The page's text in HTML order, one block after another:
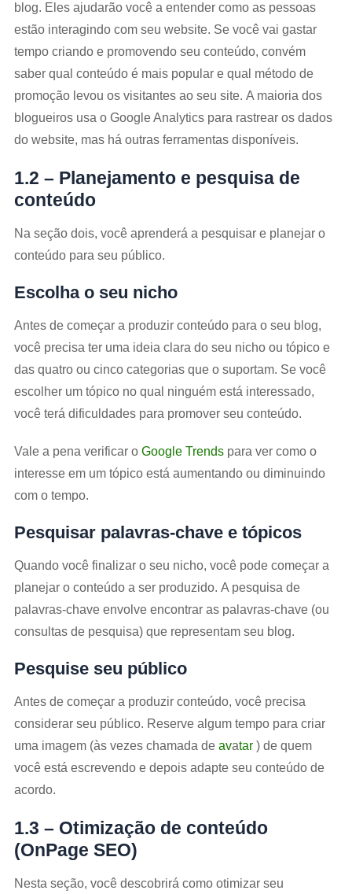
blog. Eles ajudarão você a entender como as pessoas
estão interagindo com seu website. Se você vai gastar
tempo criando e promovendo seu conteúdo, convém
saber qual conteúdo é mais popular e qual método de
promoção levou os visitantes ao seu site. A maioria dos
blogueiros usa o Google Analytics para rastrear os dados
do website, mas há outras ferramentas disponíveis.
1.2 – Planejamento e pesquisa de
conteúdo
Na seção dois, você aprenderá a pesquisar e planejar o
conteúdo para seu público.
Escolha o seu nicho
Antes de começar a produzir conteúdo para o seu blog,
você precisa ter uma ideia clara do seu nicho ou tópico e
das quatro ou cinco categorias que o suportam. Se você
escolher um tópico no qual ninguém está interessado,
você terá dificuldades para promover seu conteúdo.
Vale a pena verificar o Google Trends para ver como o
interesse em um tópico está aumentando ou diminuindo
com o tempo.
Pesquisar palavras-chave e tópicos
Quando você finalizar o seu nicho, você pode começar a
planejar o conteúdo a ser produzido. A pesquisa de
palavras-chave envolve encontrar as palavras-chave (ou
consultas de pesquisa) que representam seu blog.
Pesquise seu público
Antes de começar a produzir conteúdo, você precisa
considerar seu público. Reserve algum tempo para criar
uma imagem (às vezes chamada de avatar ) de quem
você está escrevendo e depois adapte seu conteúdo de
acordo.
1.3 – Otimização de conteúdo
(OnPage SEO)
Nesta seção, você descobrirá como otimizar seu